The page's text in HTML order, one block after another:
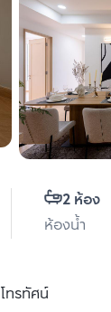
2 ห้อง
ห้องน้ำ
โทรทัศน์